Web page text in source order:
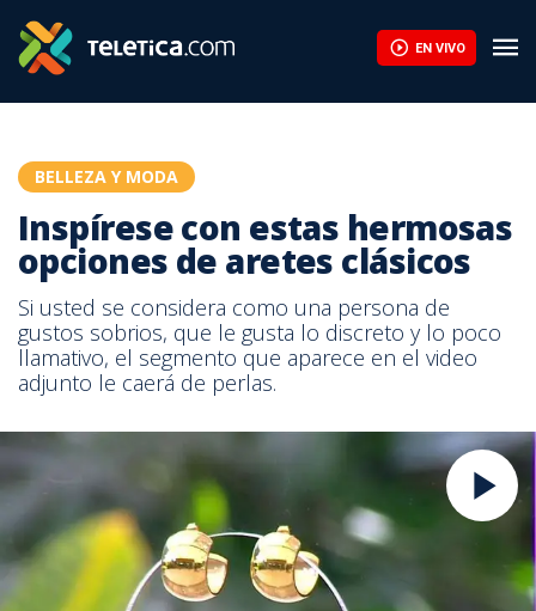
EN VIVO
BELLEZA Y MODA
Inspírese con estas hermosas
opciones de aretes clásicos
Si usted se considera como una persona de
gustos sobrios, que le gusta lo discreto y lo poco
llamativo, el segmento que aparece en el video
adjunto le caerá de perlas.